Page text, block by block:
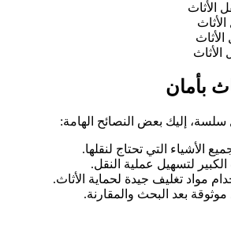
الأثاث
بأمان
إليك بعض النصائح الهامة:
الأشياء التي تحتاج لنقلها.
لتسهيل عملية النقل.
مواد تغليف جيدة لحماية الأثاث.
بعد البحث والمقارنة.